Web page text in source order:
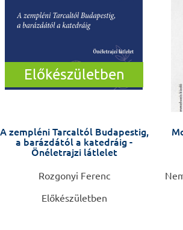
Előkészületben
A zempléni Tarcaltól Budapestig,
a barázdától a katedráig -
Önéletrajzi látlelet
Rozgonyi Ferenc
Előkészületben